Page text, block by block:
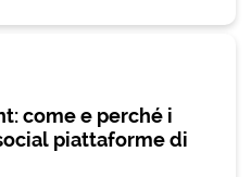
come e perché i
piattaforme di